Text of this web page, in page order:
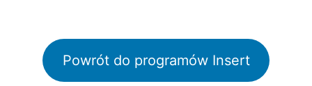
Powrót do programów Insert